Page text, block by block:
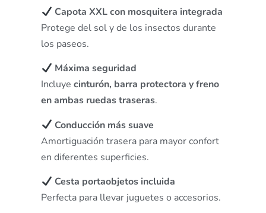
Capota XXL con mosquitera integrada
Protege del sol y de los insectos durante
los paseos.
Máxima seguridad
Incluyecinturón, barra protectora y freno
en ambas ruedas traseras.
Conducción más suave
Amortiguación trasera para mayor confort
en diferentes superficies.
Cesta portaobjetos incluida
Perfecta para llevar juguetes o accesorios.